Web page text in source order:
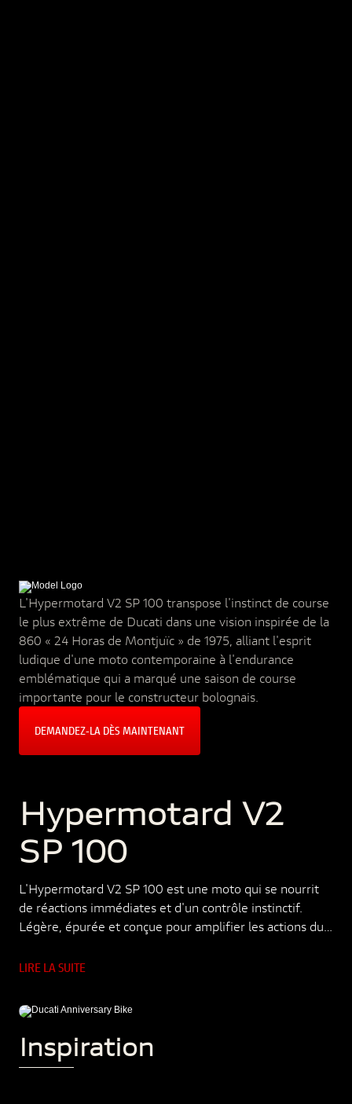
L'Hypermotard V2 SP 100 transpose l'instinct de course
le plus extrême de Ducati dans une vision inspirée de la
860 « 24 Horas de Montjuïc » de 1975, alliant l'esprit
ludique d'une moto contemporaine à l'endurance
emblématique qui a marqué une saison de course
importante pour le constructeur bolognais.
DEMANDEZ‑LA DÈS MAINTENANT
Hypermotard V2
SP 100
L'Hypermotard V2 SP 100 est une moto qui se nourrit
de réactions immédiates et d'un contrôle instinctif.
Légère, épurée et conçue pour amplifier les actions du
précision et du pur plaisir. Avec son bicylindre en V,
extrême, alliant des performances de référence à un
design agressif et une technologie de pointe. Avec
cette édition spéciale, elle rejoint la Collezione 100 en
tant qu’expression moderne de l’esprit de course
LIRE LA SUITE
Inspiration